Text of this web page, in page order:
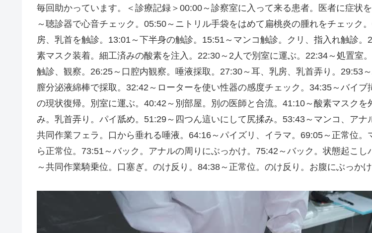
毎回助かっています。＜診療記録＞00:00～診察室に入って来る患者。医者に症状
～聴診器で心音チェック。05:50～ニトリル手袋をはめて扁桃炎の腫れをチェック
房、乳首を触診。13:01～下半身の触診。15:51～マンコ触診。クリ、指入れ触診
素マスク装着。細工済みの酸素を注入。22:30～2人で別室に運ぶ。22:34～処置室
触診、観察。26:25～口腔内観察。唾液採取。27:30～耳、乳房、乳首弄り。29:53
膣分泌液綿棒で採取。32:42～ローターを使い性器の感度チェック。34:35～バイ
の現状復帰。別室に運ぶ。40:42～別部屋。別の医師と合流。41:10～酸素マスク
み。乳首弄り。パイ舐め。51:29～四つん這いにして尻揉み。53:43～マンコ、ア
共同作業フェラ。口から垂れる唾液。64:16～パイズリ、イラマ。69:05～正常位
ら正常位。73:51～バック。アナルの周りにぶっかけ。75:42～バック。状態起こ
～共同作業騎乗位。口塞ぎ。のけ反り。84:38～正常位。のけ反り。お腹にぶっか